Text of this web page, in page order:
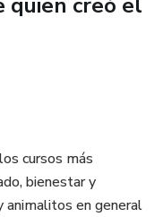
cursos más
bienestar y
en general